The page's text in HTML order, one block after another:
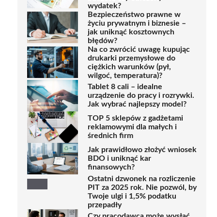
wydatek?
Bezpieczeństwo prawne w
życiu prywatnym i biznesie –
jak uniknąć kosztownych
błędów?
Na co zwrócić uwagę kupując
drukarki przemysłowe do
ciężkich warunków (pył,
wilgoć, temperatura)?
Tablet 8 cali – idealne
urządzenie do pracy i rozrywki.
Jak wybrać najlepszy model?
TOP 5 sklepów z gadżetami
reklamowymi dla małych i
średnich firm
Jak prawidłowo złożyć wniosek
BDO i uniknąć kar
finansowych?
Ostatni dzwonek na rozliczenie
PIT za 2025 rok. Nie pozwól, by
Twoje ulgi i 1,5% podatku
przepadły